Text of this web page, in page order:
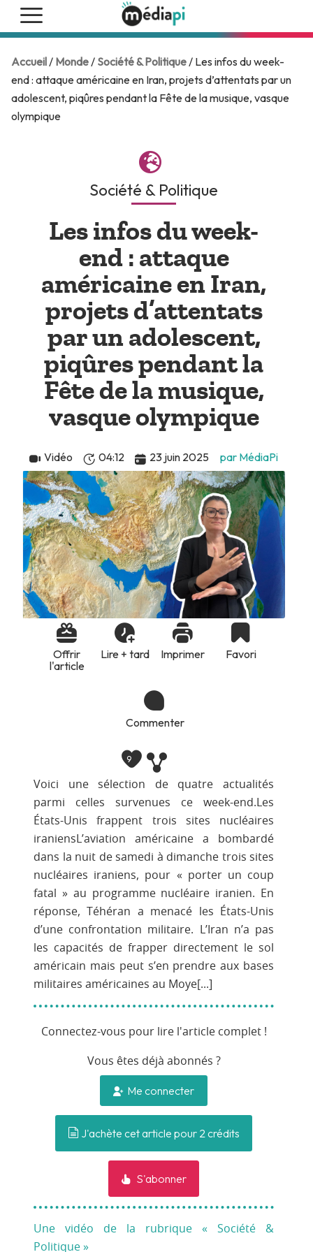
Accueil/ Monde/ Société & Politique/ Les infos du week-
end : attaque américaine en Iran, projets d’attentats par un
adolescent, piqûres pendant la Fête de la musique, vasque
olympique
Société & Politique
Les infos du week-
end : attaque
américaine en Iran,
projets d’attentats
par un adolescent,
piqûres pendant la
Fête de la musique,
vasque olympique
Vidéo 04:12 23 juin 2025 par MédiaPi
Offrir
l'article
Lire + tard Imprimer Favori
Commenter
9
Voici une sélection de quatre actualités
parmi celles survenues ce week-end.Les
États-Unis frappent trois sites nucléaires
iraniensL’aviation américaine a bombardé
dans la nuit de samedi à dimanche trois sites
nucléaires iraniens, pour « porter un coup
fatal » au programme nucléaire iranien. En
réponse, Téhéran a menacé les États-Unis
d’une confrontation militaire. L’Iran n’a pas
les capacités de frapper directement le sol
américain mais peut s’en prendre aux bases
militaires américaines au Moye[...]
Connectez-vous pour lire l'article complet !
Vous êtes déjà abonnés ?
Me connecter
J'achète cet article pour 2 crédits
S'abonner
Une vidéo de la rubrique « Société &
Politique »